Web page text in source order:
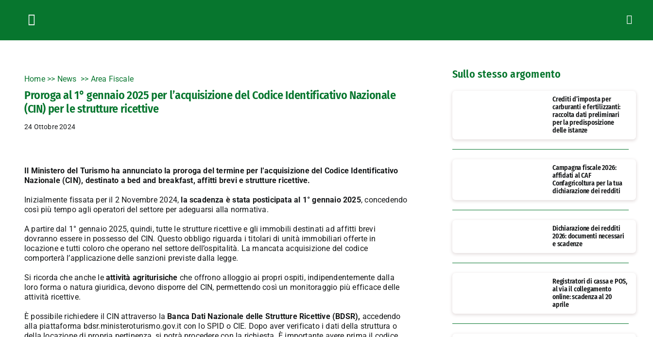
Toggle
Navigation
Home>> News Area Fiscale
Proroga al 1° gennaio 2025 per l’acquisizione del Codice Identificativo Nazionale
(CIN) per le strutture ricettive
24 Ottobre 2024
Il Ministero del Turismo ha annunciato la proroga del termine per l’acquisizione del Codice Identificativo
Nazionale (CIN), destinato a bed and breakfast, affitti brevi e strutture ricettive.
Inizialmente fissata per il 2 Novembre 2024, la scadenza è stata posticipata al 1° gennaio 2025, concedendo
così più tempo agli operatori del settore per adeguarsi alla normativa.
A partire dal 1° gennaio 2025, quindi, tutte le strutture ricettive e gli immobili destinati ad affitti brevi
dovranno essere in possesso del CIN. Questo obbligo riguarda i titolari di unità immobiliari offerte in
locazione e tutti coloro che operano nel settore dell’ospitalità. La mancata acquisizione del codice
comporterà l’applicazione delle sanzioni previste dalla legge.
Si ricorda che anche le attività agriturisiche che offrono alloggio ai propri ospiti, indipendentemente dalla
loro forma o natura giuridica, devono disporre del CIN, permettendo così un monitoraggio più efficace delle
attività ricettive.
È possibile richiedere il CIN attraverso la Banca Dati Nazionale delle Strutture Ricettive (BDSR), accedendo
alla piattaforma bdsr.ministeroturismo.gov.it con lo SPID o CIE. Dopo aver verificato i dati della struttura o
Sullo stesso argomento
Crediti d’imposta per
carburanti e fertilizzanti:
raccolta dati preliminari
per la predisposizione
delle istanze
Campagna fiscale 2026:
affidati al CAF
Confagricoltura per la tua
dichiarazione dei redditi
Dichiarazione dei redditi
2026: documenti necessari
e scadenze
Registratori di cassa e POS,
al via il collegamento
online: scadenza al 20
aprile